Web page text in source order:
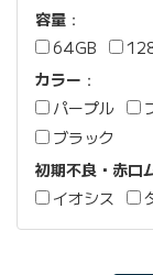
容量 ：
64GB
カラー ：
パープル
ブラック
初期不良・赤ロ
イオシス